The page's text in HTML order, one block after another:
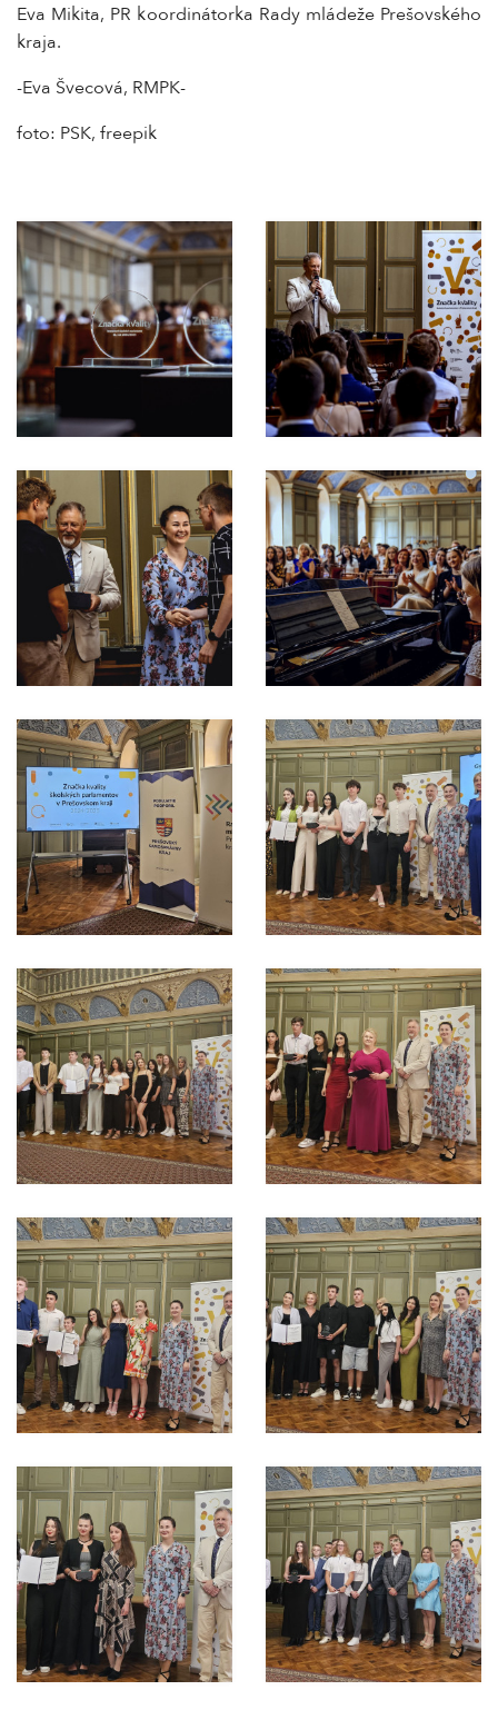
Eva Mikita, PR koordinátorka Rady mládeže Prešovského
kraja.
-Eva Švecová, RMPK-
foto: PSK, freepik